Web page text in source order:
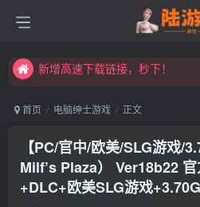
永久发布页，点此打开：https://
永久发布页，点此打开：https://
首页 电脑绅士游戏 正文
【PC/官中/欧美/SLG游戏/
Milf’s Plaza） Ver18b22
+DLC+欧美SLG游戏+3.70G